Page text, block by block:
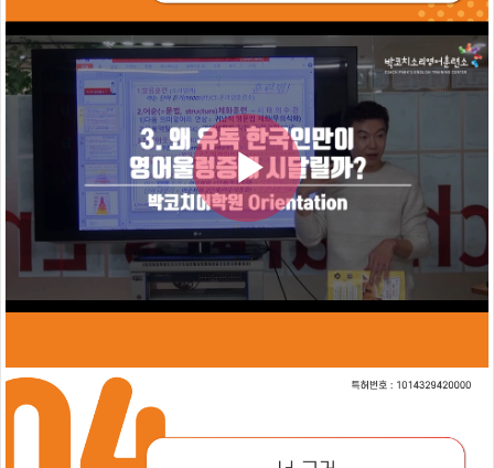
련
시
작
박
코
치